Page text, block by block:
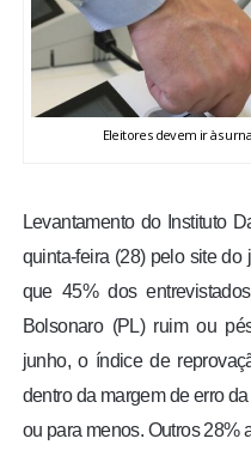
ENTRETENIMENTO
ENQUETE
FOTOS
COLUNISTAS
Eleitores devem ir às
Levantamento do Instituto
quinta-feira (28) pelo site do
que 45% dos
Bolsonaro (PL) ruim ou
junho, o índice de
dentro da margem de erro
ou para menos. Outros 28%